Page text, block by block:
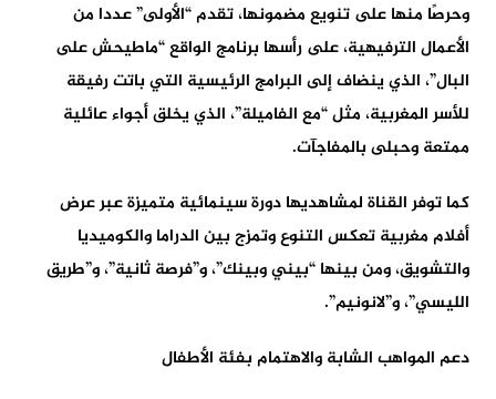
وحرصًا منها على تنويع مضمونها، تقدم “الأولى” عددا من
الأعمال الترفيهية، على رأسها برنامج الواقع “ماطيحش على
البال”، الذي ينضاف إلى البرامج الرئيسية التي باتت رفيقة
للأسر المغربية، مثل “مع الفاميلة”، الذي يخلق أجواء عائلية
ممتعة وحبلى بالمفاجآت.
كما توفر القناة لمشاهديها دورة سينمائية متميزة عبر عرض
أفلام مغربية تعكس التنوع وتمزج بين الدراما والكوميديا
والتشويق، ومن بينها “بيني وبينك”، و”فرصة ثانية”، و”طريق
الليسي”، و”لانونيم”.
دعم المواهب الشابة والاهتمام بفئة الأطفال